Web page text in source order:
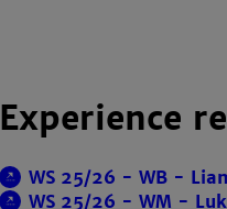
Experience
WS 25/26 - WB -
WS 25/26 - WM -